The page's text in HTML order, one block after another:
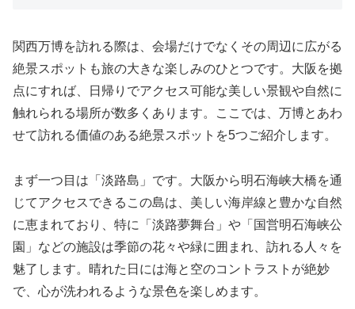
関西万博を訪れる際は、会場だけでなくその周辺に広がる
絶景スポットも旅の大きな楽しみのひとつです。大阪を拠
点にすれば、日帰りでアクセス可能な美しい景観や自然に
触れられる場所が数多くあります。ここでは、万博とあわ
せて訪れる価値のある絶景スポットを5つご紹介します。
まず一つ目は「淡路島」です。大阪から明石海峡大橋を通
じてアクセスできるこの島は、美しい海岸線と豊かな自然
に恵まれており、特に「淡路夢舞台」や「国営明石海峡公
園」などの施設は季節の花々や緑に囲まれ、訪れる人々を
魅了します。晴れた日には海と空のコントラストが絶妙
で、心が洗われるような景色を楽しめます。